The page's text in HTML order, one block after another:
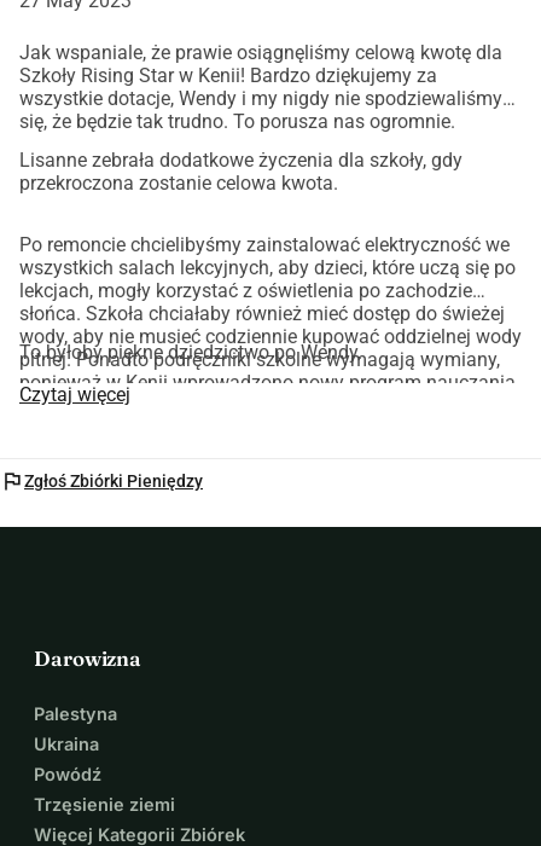
Do zakończenia modernizacji i wypłacenia zaległych pensji
nauczycieli potrzeba 5361 euro.
Jak wspaniale, że prawie osiągnęliśmy celową kwotę dla
Szkoły Rising Star w Kenii! Bardzo dziękujemy za
wszystkie dotacje, Wendy i my nigdy nie spodziewaliśmy
się, że będzie tak trudno. To porusza nas ogromnie.
Lisanne zebrała dodatkowe życzenia dla szkoły, gdy
przekroczona zostanie celowa kwota.
Po remoncie chcielibyśmy zainstalować elektryczność we
wszystkich salach lekcyjnych, aby dzieci, które uczą się po
lekcjach, mogły korzystać z oświetlenia po zachodzie
słońca. Szkoła chciałaby również mieć dostęp do świeżej
wody, aby nie musieć codziennie kupować oddzielnej wody
pitnej. Ponadto podręczniki szkolne wymagają wymiany,
ponieważ w Kenii wprowadzono nowy program nauczania.
Szkoła chciałaby również dać wszystkim dzieciom strój
również wymagają wymiany.
To byłoby piękne dziedzictwo po Wendy.
Czytaj więcej
flagZgłoś Zbiórki Pieniędzy
Darowizna
Palestyna
Ukraina
Powódź
Trzęsienie ziemi
Więcej Kategorii Zbiórek